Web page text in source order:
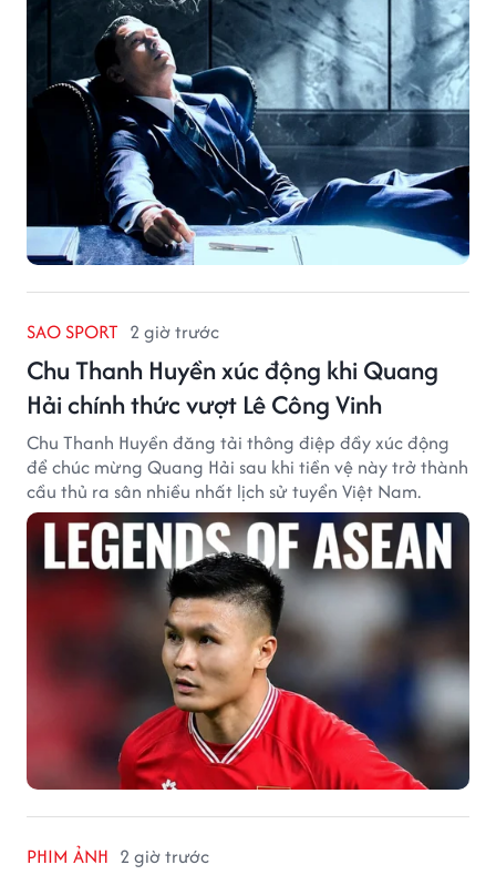
SAO SPORT 2 giờ trước
Chu Thanh Huyền xúc động khi Quang
Hải chính thức vượt Lê Công Vinh
Chu Thanh Huyền đăng tải thông điệp đầy xúc động
để chúc mừng Quang Hải sau khi tiền vệ này trở thành
cầu thủ ra sân nhiều nhất lịch sử tuyển Việt Nam.
PHIM ẢNH 2 giờ trước